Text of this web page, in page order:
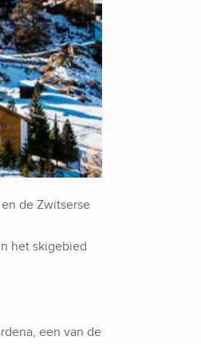
de Zwitserse
het skigebied
een van de